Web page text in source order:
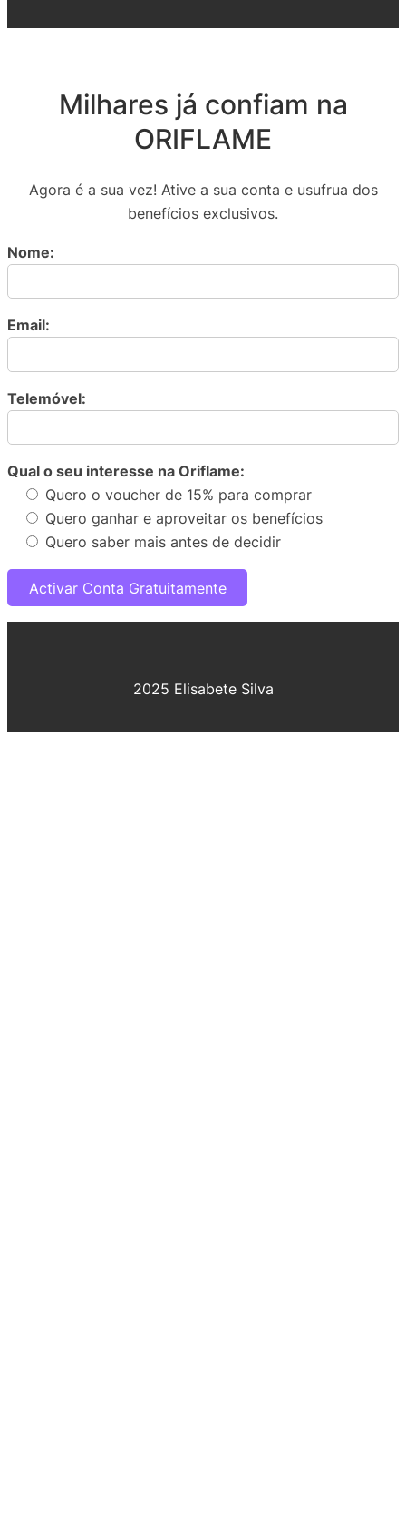
Milhares já confiam na
ORIFLAME
Agora é a sua vez! Ative a sua conta e usufrua dos
benefícios exclusivos.
Nome:
Email:
Telemóvel:
Qual o seu interesse na Oriflame:
Quero o voucher de 15% para comprar
Quero ganhar e aproveitar os benefícios
Quero saber mais antes de decidir
2025 Elisabete Silva